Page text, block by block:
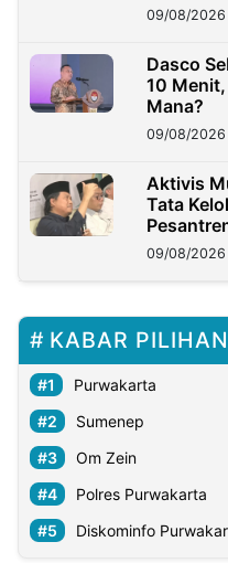
09/08/
Dasco
10
Mana?
09/08/2026
Aktivis
Tata
09/08/
KABAR PILIHAN
Purwakarta
Sumenep
Om Zein
Polres Purwakarta
Diskominfo